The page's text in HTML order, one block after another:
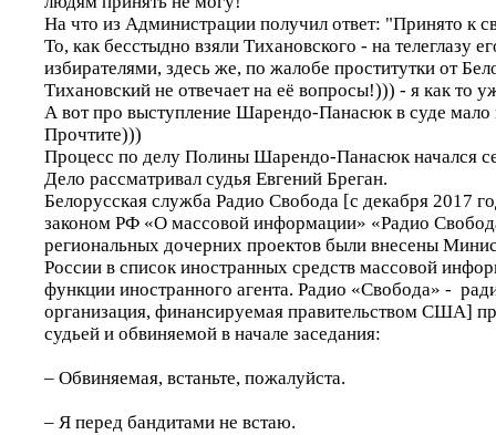
На что из Администрации получил ответ: "Принято к
То, как бесстыдно взяли Тихановского - на телеглазу
избирателями, здесь же, по жалобе проститутки от
Тихановский не отвечает на её вопросы!))) - я как то
А вот про выступление Шарендо-Панасюк в суде мало
Прочтите)))
Процесс по делу Полины Шарендо-Панасюк начался
Дело рассматривал судья Евгений Бреган.
Белорусская служба Радио Свобода [с декабря 2017
законом РФ «О массовой информации» «Радио
региональных дочерних проектов были внесены
России в список иностранных средств массовой
функции иностранного агента. Радио «Свобода» -
организация, финансируемая правительством США]
судьей и обвиняемой в начале заседания:
– Обвиняемая, встаньте, пожалуйста.
– Я перед бандитами не встаю.